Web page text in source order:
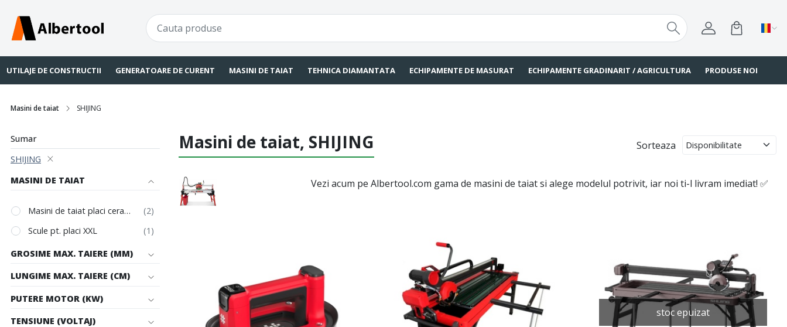
UTILAJE DE CONSTRUCTII GENERATOARE DE CURENT MASINI DE TAIAT TEHNICA DIAMANTATA ECHIPAMENTE DE MASURAT ECHIPAMENTE GRADINARIT / AGRICULTURA PRODUSE NOI
Masini de taiat SHIJING
Sumar
SHIJING
MASINI DE TAIAT
Masini de taiat placi ceramice, gresie, faianta, marmura
Scule pt. placi XXL
GROSIME MAX. TAIERE (MM)
LUNGIME MAX. TAIERE (CM)
PUTERE MOTOR (KW)
TENSIUNE (VOLTAJ)
Masini de taiat, SHIJING Sorteaza
Vezi acum pe Albertool.com gama de masini de taiat si alege modelul potrivit, iar noi ti-l livram imediat! ✅
stoc epuizat